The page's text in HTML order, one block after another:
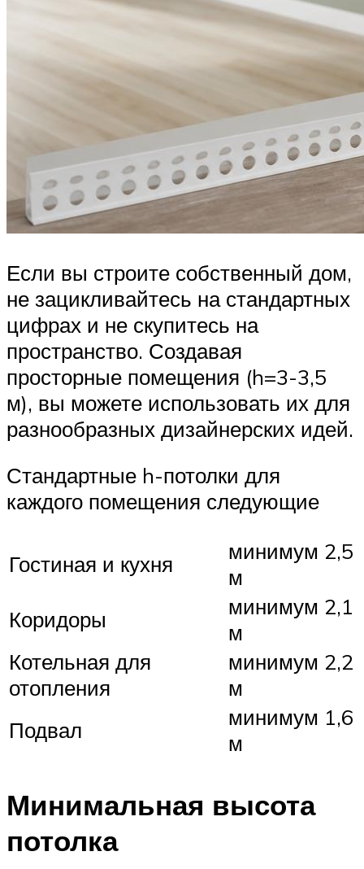
Если вы строите собственный дом,
не зацикливайтесь на стандартных
цифрах и не скупитесь на
пространство. Создавая
просторные помещения (h=3-3,5
м), вы можете использовать их для
разнообразных дизайнерских идей.
Стандартные h-потолки для
каждого помещения следующие
Гостиная и кухня
минимум 2,5
м
Коридоры
минимум 2,1
м
Котельная для
отопления
минимум 2,2
м
Подвал
минимум 1,6
м
Минимальная высота
потолка